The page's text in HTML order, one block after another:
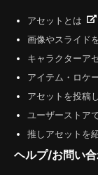
アセットとは
画像やスライド
キャラクターア
アイテム・ロケ
アセットを投稿
ユーザーストア
推しアセットを
ヘルプ/お問い